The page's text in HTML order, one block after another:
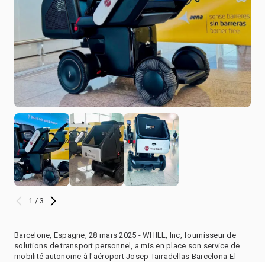
1 / 3
Barcelone, Espagne, 28 mars 2025 - WHILL, Inc, fournisseur de
solutions de transport personnel, a mis en place son service de
mobilité autonome à l'aéroport Josep Tarradellas Barcelona-El